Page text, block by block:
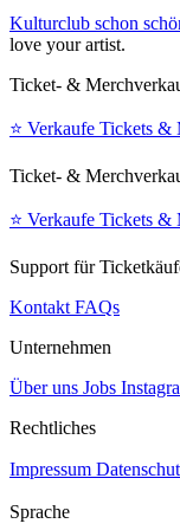
Kulturclub schon
love your artist.
Ticket- &
⭐️ Verkaufe Tickets &
Ticket- &
⭐️ Verkaufe Tickets &
Support für
Kontakt FAQs
Unternehmen
Über uns Jobs
Rechtliches
Impressum
Sprache